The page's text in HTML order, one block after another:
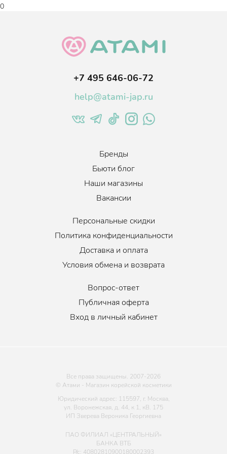
0
+7 495 646-06-72
help@atami-jap.ru
Бренды
Бьюти блог
Наши магазины
Вакансии
Персональные скидки
Политика конфиденциальности
Доставка и оплата
Условия обмена и возврата
Вопрос-ответ
Публичная оферта
Вход в личный кабинет
Все права защищены. 2007-2026
© Атами - Магазин корейской косметики
Юридический адрес: 115597, г. Москва,
ул. Воронежская, д. 44, к 1, кВ. 175
ИП Зверева Вероника Георгиевна
ПАО ФИЛИАЛ «ЦЕНТРАЛЬНЫЙ»
БАНКА ВТБ
Р/с: 40802810900180002393